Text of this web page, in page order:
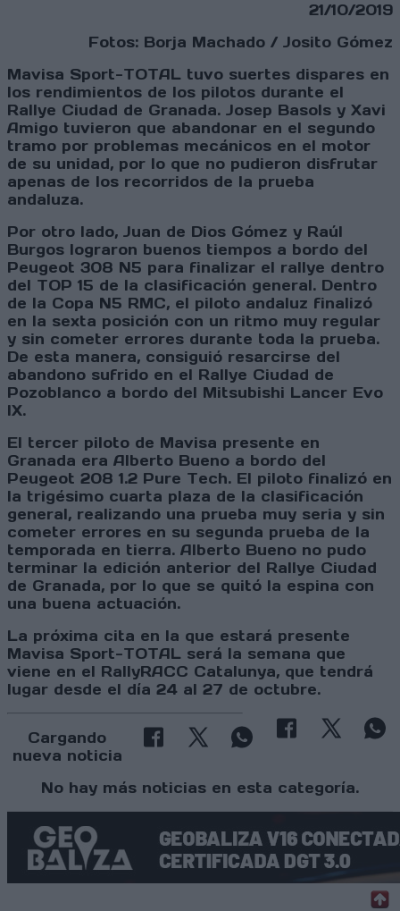
21/10/2019
Fotos: Borja Machado / Josito Gómez
Mavisa Sport-TOTAL tuvo suertes dispares en
los rendimientos de los pilotos durante el
Rallye Ciudad de Granada. Josep Basols y Xavi
Amigo tuvieron que abandonar en el segundo
tramo por problemas mecánicos en el motor
de su unidad, por lo que no pudieron disfrutar
apenas de los recorridos de la prueba
andaluza.
Por otro lado, Juan de Dios Gómez y Raúl
Burgos lograron buenos tiempos a bordo del
Peugeot 308 N5 para finalizar el rallye dentro
del TOP 15 de la clasificación general. Dentro
de la Copa N5 RMC, el piloto andaluz finalizó
en la sexta posición con un ritmo muy regular
y sin cometer errores durante toda la prueba.
De esta manera, consiguió resarcirse del
abandono sufrido en el Rallye Ciudad de
Pozoblanco a bordo del Mitsubishi Lancer Evo
IX.
El tercer piloto de Mavisa presente en
Granada era Alberto Bueno a bordo del
Peugeot 208 1.2 Pure Tech. El piloto finalizó en
la trigésimo cuarta plaza de la clasificación
general, realizando una prueba muy seria y sin
cometer errores en su segunda prueba de la
temporada en tierra. Alberto Bueno no pudo
terminar la edición anterior del Rallye Ciudad
de Granada, por lo que se quitó la espina con
una buena actuación.
La próxima cita en la que estará presente
Mavisa Sport-TOTAL será la semana que
viene en el RallyRACC Catalunya, que tendrá
lugar desde el día 24 al 27 de octubre.
Cargando
nueva noticia
No hay más noticias en esta categoría.